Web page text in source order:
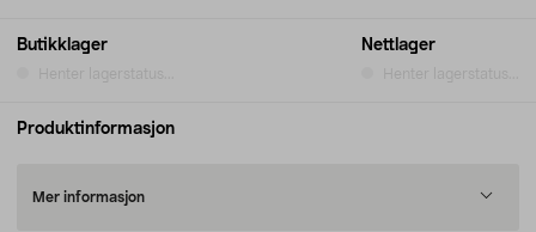
Butikklager
Henter lagerstatus...
Nettlager
Henter lagerstatus...
Produktinformasjon
Mer informasjon